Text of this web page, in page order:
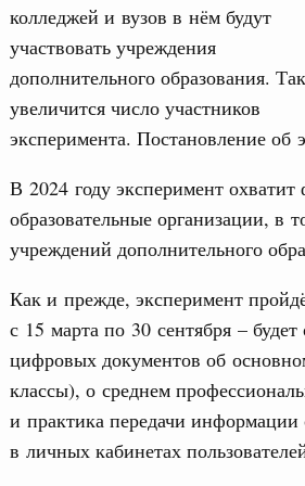
колледжей и вузов в нём будут
участвовать учреждения
дополнительного образования.
увеличится число участников
эксперимента. Постановление об
В 2024 году эксперимент
образовательные организации, в
учреждений дополнительного
Как и прежде, эксперимент
с 15 марта по 30 сентября –
цифровых документов об
классы), о среднем
и практика передачи
в личных кабинетах
,8 часов назад,Государственная
расширило перечень
от НДФЛ
2026 года №978
Минфин России Минпромторг России
дал поручения по
индустрия